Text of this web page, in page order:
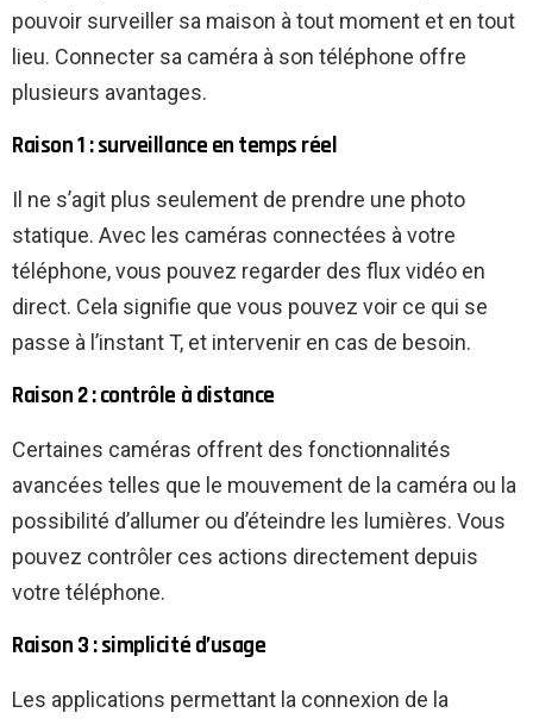
pouvoir surveiller sa maison à tout moment et en tout
lieu. Connecter sa caméra à son téléphone offre
plusieurs avantages.
Raison 1 : surveillance en temps réel
Il ne s’agit plus seulement de prendre une photo
statique. Avec les caméras connectées à votre
téléphone, vous pouvez regarder des flux vidéo en
direct. Cela signifie que vous pouvez voir ce qui se
passe à l’instant T, et intervenir en cas de besoin.
Raison 2 : contrôle à distance
Certaines caméras offrent des fonctionnalités
avancées telles que le mouvement de la caméra ou la
possibilité d’allumer ou d’éteindre les lumières. Vous
pouvez contrôler ces actions directement depuis
votre téléphone.
Raison 3 : simplicité d’usage
Les applications permettant la connexion de la